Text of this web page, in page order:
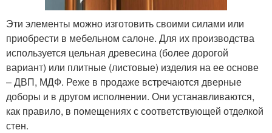
Эти элементы можно изготовить своими силами или
приобрести в мебельном салоне. Для их производства
используется цельная древесина (более дорогой
вариант) или плитные (листовые) изделия на ее основе
– ДВП, МДФ. Реже в продаже встречаются дверные
доборы и в другом исполнении. Они устанавливаются,
как правило, в помещениях с соответствующей отделкой
стен.